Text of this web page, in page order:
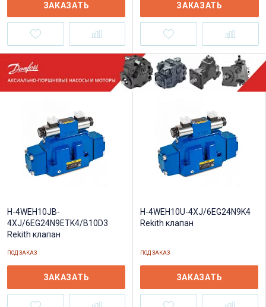
ЗАКАЗАТЬ ЗАКАЗАТЬ
H-4WEH10JB-
4XJ/6EG24N9ETK4/B10D3
Rekith клапан
ПОД ЗАКАЗ
ЗАКАЗАТЬ
H-4WEH10U-4XJ/6EG24N9K4
Rekith клапан
ПОД ЗАКАЗ
ЗАКАЗАТЬ